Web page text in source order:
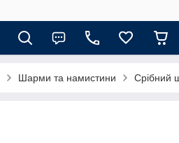
Шарми та намистини Срібний